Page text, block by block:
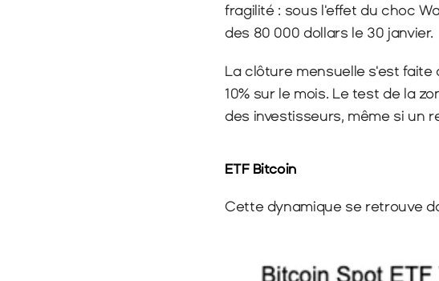
fragilité : sous l'effet du choc
des 80 000 dollars le 30 janvier.
La clôture mensuelle s'est faite
10% sur le mois. Le test de la
des investisseurs, même si un
ETF Bitcoin
Cette dynamique se retrouve